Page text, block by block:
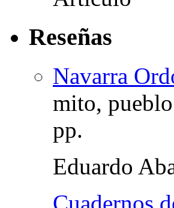
Reseñas
Navarra
mito,
pp.
Eduardo
Cuadernos